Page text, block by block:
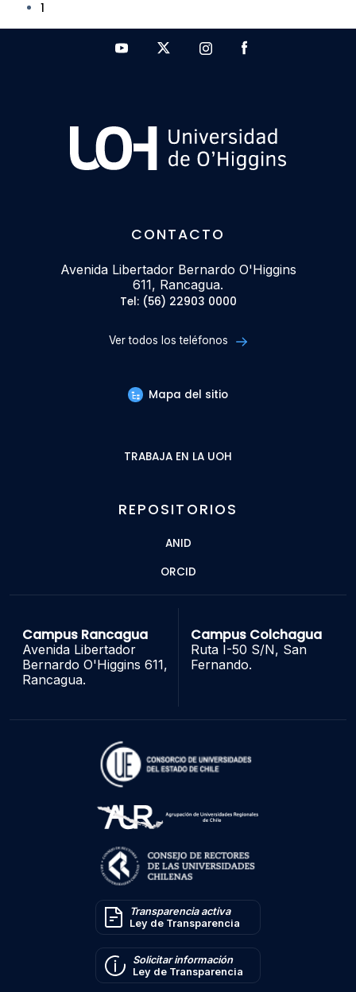
1
CONTACTO
Avenida Libertador Bernardo O'Higgins
611, Rancagua.
Tel: (56) 22903 0000
Ver todos los teléfonos
Mapa del sitio
TRABAJA EN LA UOH
REPOSITORIOS
ANID
ORCID
Campus Rancagua
Avenida Libertador
Bernardo O'Higgins 611,
Rancagua.
Campus Colchagua
Ruta I-50 S/N, San
Fernando.
Transparencia activa
Ley de Transparencia
Solicitar información
Ley de Transparencia